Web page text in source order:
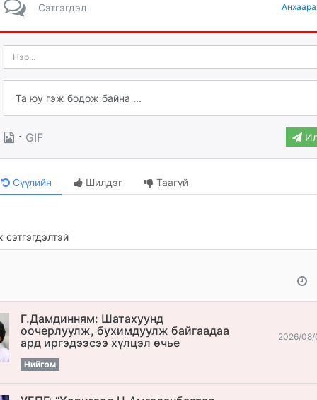
Сэтгэгдэл
· GIF
Сүүлийн Шилдэг Таагүй
сэтгэгдэлтэй
Г.Дамдинням: Шатахуунд
оочерлуулж, бухимдуулж байгаадаа
ард иргэдээсээ хүлцэл өчье
Нийгэм
2026/08/